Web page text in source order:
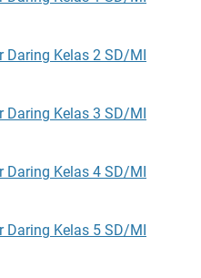
Daring Kelas 2 SD/MI
Daring Kelas 3 SD/MI
Daring Kelas 4 SD/MI
Daring Kelas 5 SD/MI